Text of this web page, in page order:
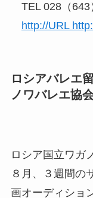
TEL 028（643
http://URL
ロシアバレエ
ノワバレエ協
ロシア国立ワガ
８月、３週間の
画オーディショ